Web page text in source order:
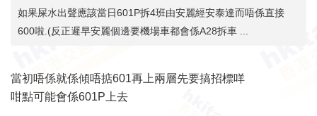
如果屎水出聲應該當日601P拆4班由安麗經安泰達而唔係直接
600啦.(反正遲早安麗個邊要機場車都會係A28拆車 ...
當初唔係就係傾唔掂601再上兩層先要搞招標咩
咁點可能會係601P上去